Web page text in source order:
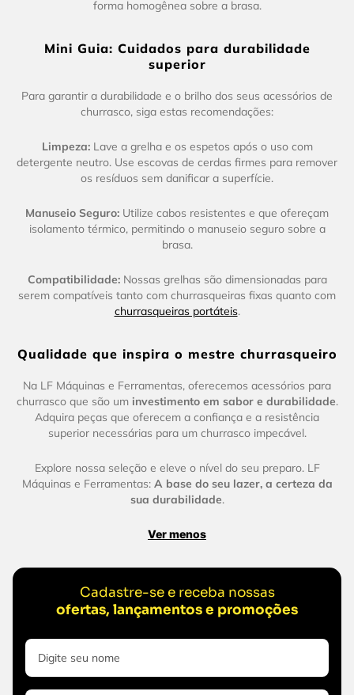
forma homogênea sobre a brasa.
Mini Guia: Cuidados para durabilidade
superior
Para garantir a durabilidade e o brilho dos seus acessórios de
churrasco, siga estas recomendações:
Limpeza:Lave a grelha e os espetos após o uso com
detergente neutro. Use escovas de cerdas firmes para remover
os resíduos sem danificar a superfície.
Manuseio Seguro: Utilize cabos resistentes e que ofereçam
isolamento térmico, permitindo o manuseio seguro sobre a
brasa.
Compatibilidade:Nossas grelhas são dimensionadas para
serem compatíveis tanto com churrasqueiras fixas quanto com
churrasqueiras portáteis.
Qualidade que inspira o mestre churrasqueiro
Na LF Máquinas e Ferramentas, oferecemos acessórios para
churrasco que são um investimento em sabor e durabilidade.
Adquira peças que oferecem a confiança e a resistência
superior necessárias para um churrasco impecável.
Explore nossa seleção e eleve o nível do seu preparo. LF
Máquinas e Ferramentas: A base do seu lazer, a certeza da
sua durabilidade.
Ver menos
Cadastre-se e receba nossas
ofertas, lançamentos e promoções